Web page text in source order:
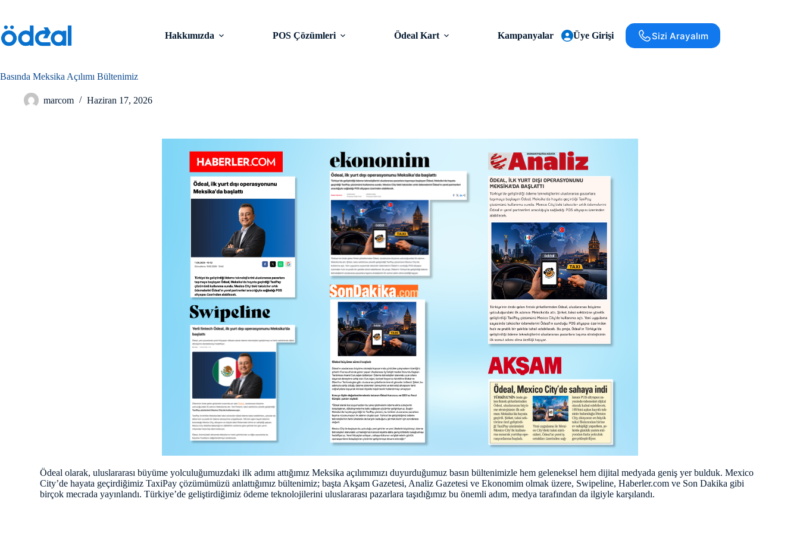
Hakkımızda POS Çözümleri Ödeal Kart Kampanyalar Ödeal Blog
Üye Girişi Sizi Arayalım
Basında Meksika Açılımı Bültenimiz
marcom Haziran 17, 2026
Ödeal olarak, uluslararası büyüme yolculuğumuzdaki ilk adımı attığımız Meksika açılımımızı duyurduğumuz basın bültenimizle hem geleneksel hem dijital medyada geniş yer bulduk. Mexico
City’de hayata geçirdiğimiz TaxiPay çözümümüzü anlattığımız bültenimiz; başta Akşam Gazetesi, Analiz Gazetesi ve Ekonomim olmak üzere, Swipeline, Haberler.com ve Son Dakika gibi
birçok mecrada yayınlandı. Türkiye’de geliştirdiğimiz ödeme teknolojilerini uluslararası pazarlara taşıdığımız bu önemli adım, medya tarafından da ilgiyle karşılandı.